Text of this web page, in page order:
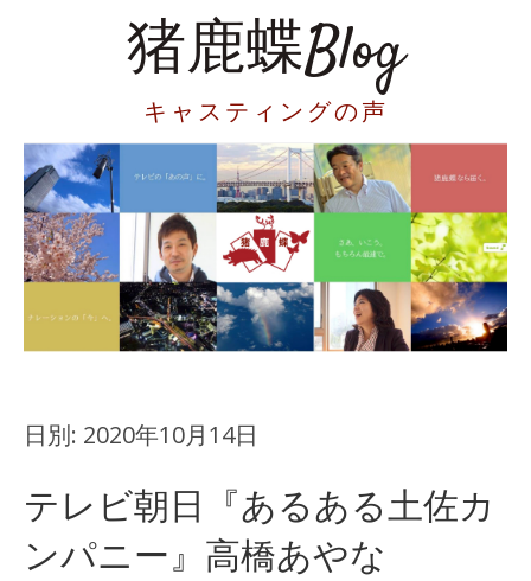
猪鹿蝶Blog
キャスティングの声
日別: 2020年10月14日
テレビ朝日『あるある土佐カ
ンパニー』高橋あやな